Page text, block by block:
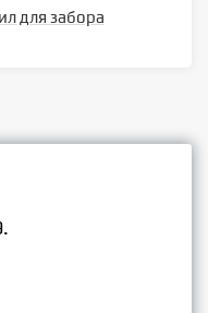
для забора